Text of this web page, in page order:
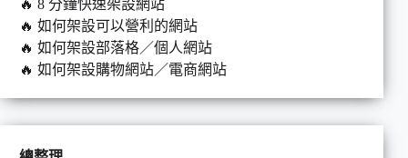
🔥 8 分鐘快速架設網站
🔥 如何架設可以營利的網站
🔥 如何架設部落格／個人網站
🔥 如何架設購物網站／電商網站